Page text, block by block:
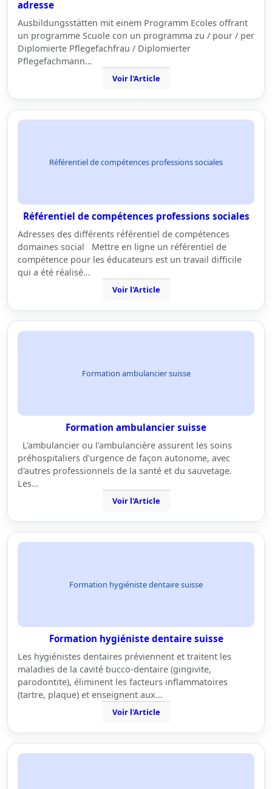
adresse
Ausbildungsstätten mit einem Programm Ecoles offrant
un programme Scuole con un programma zu / pour / per
Diplomierte Pflegefachfrau / Diplomierter
Pflegefachmann…
Voir l'Article
Référentiel de compétences professions sociales
Référentiel de compétences professions sociales
Adresses des différents référentiel de compétences
domaines social Mettre en ligne un référentiel de
compétence pour les éducateurs est un travail difficile
qui a été réalisé…
Voir l'Article
Formation ambulancier suisse
Formation ambulancier suisse
L'ambulancier ou l'ambulancière assurent les soins
préhospitaliers d'urgence de façon autonome, avec
d'autres professionnels de la santé et du sauvetage.
Les…
Voir l'Article
Formation hygiéniste dentaire suisse
Formation hygiéniste dentaire suisse
Les hygiénistes dentaires préviennent et traitent les
maladies de la cavité bucco-dentaire (gingivite,
parodontite), éliminent les facteurs inflammatoires
(tartre, plaque) et enseignent aux…
Voir l'Article